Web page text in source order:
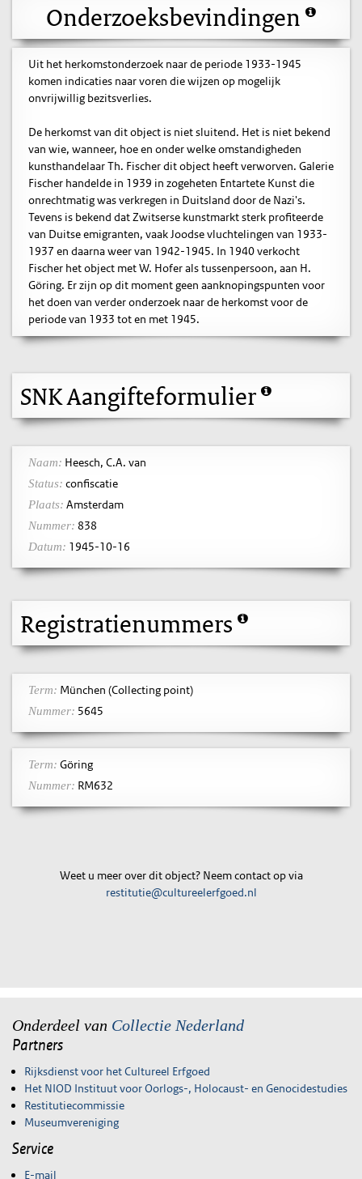
Onderzoeksbevindingen
Uit het herkomstonderzoek naar de periode 1933-1945
komen indicaties naar voren die wijzen op mogelijk
onvrijwillig bezitsverlies.
De herkomst van dit object is niet sluitend. Het is niet bekend
van wie, wanneer, hoe en onder welke omstandigheden
kunsthandelaar Th. Fischer dit object heeft verworven. Galerie
Fischer handelde in 1939 in zogeheten Entartete Kunst die
onrechtmatig was verkregen in Duitsland door de Nazi's.
Tevens is bekend dat Zwitserse kunstmarkt sterk profiteerde
van Duitse emigranten, vaak Joodse vluchtelingen van 1933-
1937 en daarna weer van 1942-1945. In 1940 verkocht
Fischer het object met W. Hofer als tussenpersoon, aan H.
Göring. Er zijn op dit moment geen aanknopingspunten voor
het doen van verder onderzoek naar de herkomst voor de
periode van 1933 tot en met 1945.
SNK Aangifteformulier
Naam: Heesch, C.A. van
Status: confiscatie
Plaats: Amsterdam
Nummer: 838
Datum: 1945-10-16
Registratienummers
Term: München (Collecting point)
Nummer: 5645
Term: Göring
Nummer: RM632
Weet u meer over dit object? Neem contact op via
restitutie@cultureelerfgoed.nl
Onderdeel van Collectie Nederland
Partners
Rijksdienst voor het Cultureel Erfgoed
Het NIOD Instituut voor Oorlogs-, Holocaust- en Genocidestudies
Restitutiecommissie
Museumvereniging
Service
E-mail